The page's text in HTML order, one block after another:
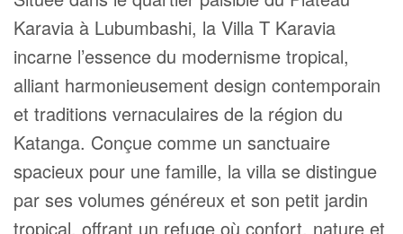
Karavia à Lubumbashi, la Villa T Karavia
incarne l’essence du modernisme tropical,
alliant harmonieusement design contemporain
et traditions vernaculaires de la région du
Katanga. Conçue comme un sanctuaire
spacieux pour une famille, la villa se distingue
par ses volumes généreux et son petit jardin
tropical, offrant un refuge où confort, nature et